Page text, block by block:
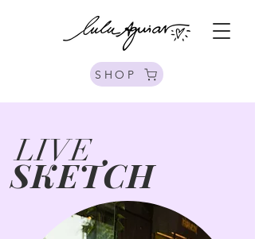
SHOP
SKETCH
LIVE